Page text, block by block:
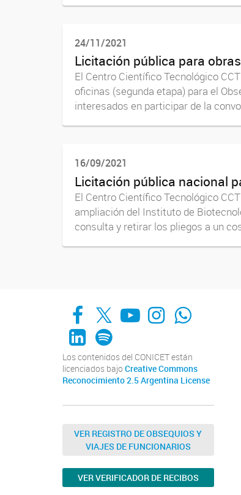
24/11/2021
Licitación pública para
El Centro Científico Tecnológico
oficinas (segunda etapa) para el
interesados en participar de la
16/09/2021
Licitación pública nacional
El Centro Científico Tecnológico
ampliación del Instituto de
consulta y retirar los pliegos a un
Facebook
X YouTube
Instagram
Whats App
LinkedIn
Spotify
Los contenidos del CONICET están
licenciados bajo Creative Commons
Reconocimiento 2.5 Argentina License
VER REGISTRO DE OBSEQUIOS Y
VIAJES DE FUNCIONARIOS
VER VERIFICADOR DE RECIBOS